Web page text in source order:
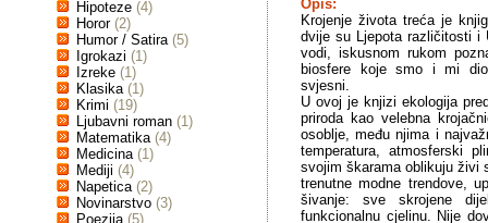
Hipoteze (4)
Horor (2)
Humor / Satira (5)
Igrokazi (1)
Izreke (1)
Klasika (1)
Krimi (19)
Ljubavni roman (1)
Matematika (4)
Medicina (1)
Mediji (4)
Napetica (2)
Novinarstvo (3)
Poezija (5)
Opis:
Krojenje života treća je
dvije su Ljepota različitosti i
vodi, iskusnom rukom
biosfere koje smo i mi
svjesni.
U ovoj je knjizi ekologija
priroda kao velebna
osoblje, među njima i
temperatura, atmosferski
svojim škarama oblikuju živi
trenutne modne trendove,
šivanje: sve skrojene
funkcionalnu cjelinu. Nije